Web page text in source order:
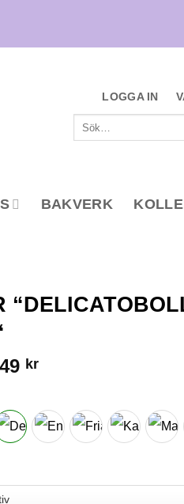
LOGGA IN
BAKVERK
krPrisintervall:
249 kr